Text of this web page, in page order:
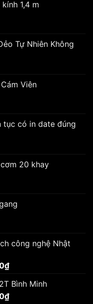
1,4 m
Tự Nhiên Không
Viên
tục có in date đúng
20 khay
công nghệ Nhật
₫Giá
tại
là:
Bình Minh
₫Giá